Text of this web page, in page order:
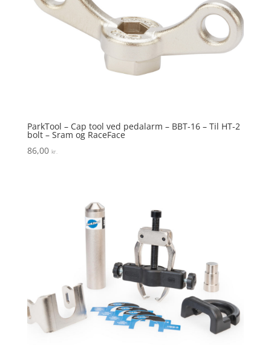
ParkTool – Cap tool ved pedalarm – BBT-16 – Til HT-2
bolt – Sram og RaceFace
86,00 kr.